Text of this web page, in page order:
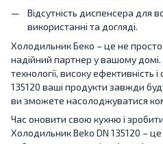
Відсутність диспенсера для
використанні та догляді.
Холодильник Беко – це не
надійний партнер у вашому домі.
технології, високу ефективність
135120 ваші продукти завжди
ви зможете насолоджуватися
Час оновити свою кухню і
Холодильник Beko DN 135120 –